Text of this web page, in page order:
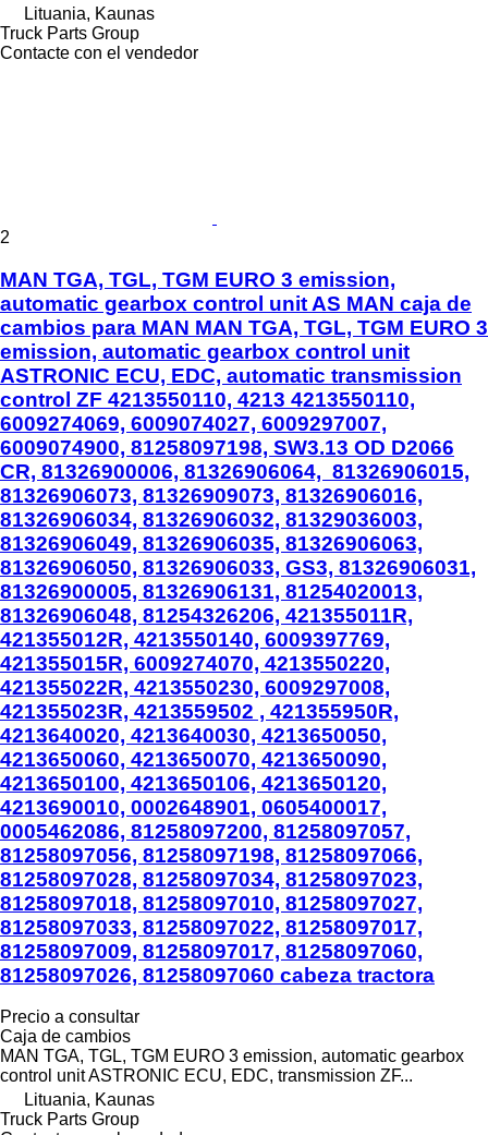
Lituania, Kaunas
Truck Parts Group
Contacte con el vendedor
2
MAN TGA, TGL, TGM EURO 3 emission,
automatic gearbox control unit AS MAN caja de
cambios para MAN MAN TGA, TGL, TGM EURO 3
emission, automatic gearbox control unit
ASTRONIC ECU, EDC, automatic transmission
control ZF 4213550110, 4213 4213550110,
6009274069, 6009074027, 6009297007,
6009074900, 81258097198, SW3.13 OD D2066
CR, 81326900006, 81326906064, 81326906015,
81326906073, 81326909073, 81326906016,
81326906034, 81326906032, 81329036003,
81326906049, 81326906035, 81326906063,
81326906050, 81326906033, GS3, 81326906031,
81326900005, 81326906131, 81254020013,
81326906048, 81254326206, 421355011R,
421355012R, 4213550140, 6009397769,
421355015R, 6009274070, 4213550220,
421355022R, 4213550230, 6009297008,
421355023R, 4213559502 , 421355950R,
4213640020, 4213640030, 4213650050,
4213650060, 4213650070, 4213650090,
4213650100, 4213650106, 4213650120,
4213690010, 0002648901, 0605400017,
0005462086, 81258097200, 81258097057,
81258097056, 81258097198, 81258097066,
81258097028, 81258097034, 81258097023,
81258097018, 81258097010, 81258097027,
81258097033, 81258097022, 81258097017,
81258097009, 81258097017, 81258097060,
81258097026, 81258097060 cabeza tractora
Precio a consultar
Caja de cambios
MAN TGA, TGL, TGM EURO 3 emission, automatic gearbox
control unit ASTRONIC ECU, EDC, transmission ZF...
Lituania, Kaunas
Truck Parts Group